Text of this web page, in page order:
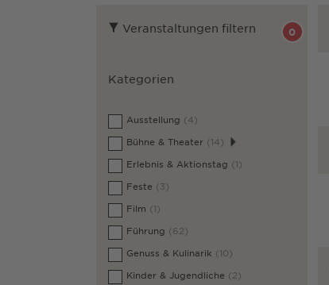
Veranstaltungen filtern 0
Kategorien
Ausstellung (4)
Bühne & Theater (14)
Erlebnis & Aktionstag (1)
Feste (3)
Film (1)
Führung (62)
Genuss & Kulinarik (10)
Kinder & Jugendliche (2)